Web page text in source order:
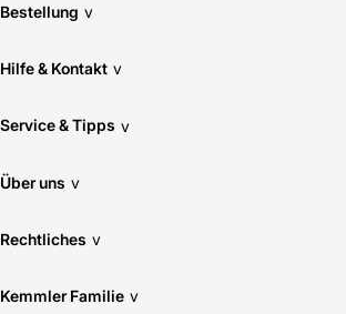
Bestellung v
Hilfe & Kontakt v
Service & Tipps v
Über uns v
Rechtliches v
Kemmler Familie v